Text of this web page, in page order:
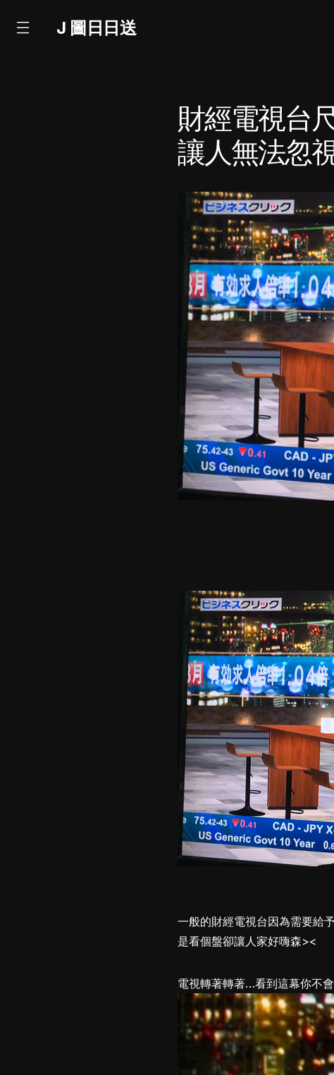
J 圖日日送
財經電視台
讓人無法忽
一般的財經電視台因為需要給
是看個盤卻讓人家好嗨森><
電視轉著轉著…看到這幕你不